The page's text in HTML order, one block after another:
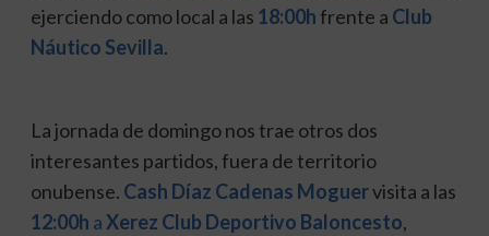
ejerciendo como local a las 18:00hfrente a Club
Náutico Sevilla.
La jornada de domingo nos trae otros dos
interesantes partidos, fuera de territorio
onubense. Cash Díaz Cadenas Moguervisita a las
12:00h aXerez Club Deportivo Baloncesto,